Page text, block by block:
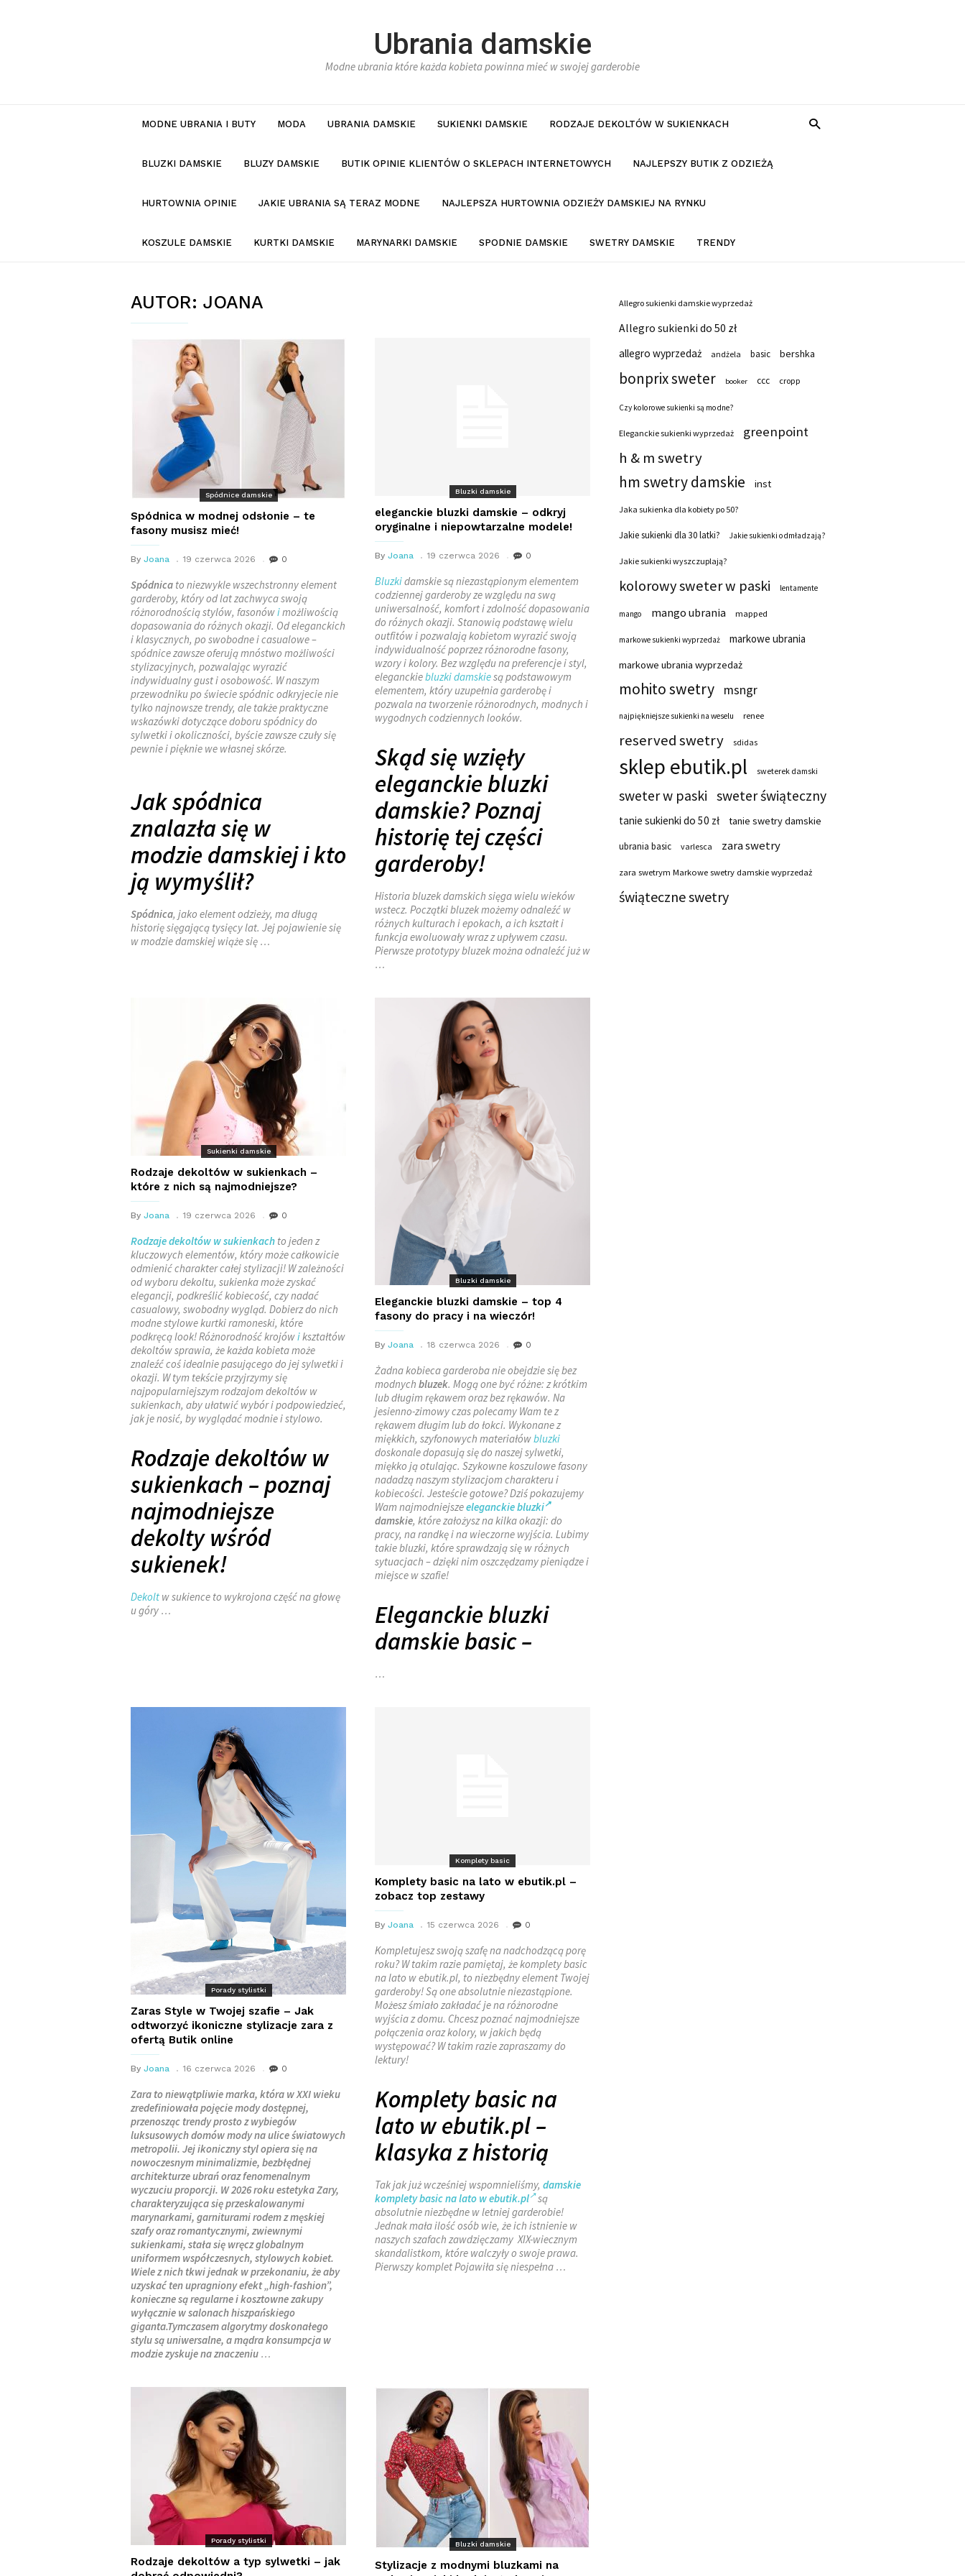
Ubrania damskie
Modne ubrania które każda kobieta powinna mieć w swojej garderobie
MODNE UBRANIA I BUTY MODA UBRANIA DAMSKIE SUKIENKI DAMSKIE RODZAJE DEKOLTÓW W SUKIENKACH
BLUZKI DAMSKIE BLUZY DAMSKIE BUTIK OPINIE KLIENTÓW O SKLEPACH INTERNETOWYCH NAJLEPSZY BUTIK Z ODZIEŻĄ
HURTOWNIA OPINIE JAKIE UBRANIA SĄ TERAZ MODNE NAJLEPSZA HURTOWNIA ODZIEŻY DAMSKIEJ NA RYNKU
KOSZULE DAMSKIE KURTKI DAMSKIE MARYNARKI DAMSKIE SPODNIE DAMSKIE SWETRY DAMSKIE TRENDY
AUTOR: JOANA
Spódnice damskie
Spódnica w modnej odsłonie – te
fasony musisz mieć!
By Joana 19 czerwca 2026 0
Spódnica to niezwykle wszechstronny element
garderoby, który od lat zachwyca swoją
różnorodnością stylów, fasonówimożliwością
dopasowania do różnych okazji. Od eleganckich
i klasycznych, po swobodne i casualowe –
spódnice zawsze oferują mnóstwo możliwości
stylizacyjnych, pozwalając wyrazić
indywidualny gust i osobowość. W naszym
przewodniku po świecie spódnic odkryjecie nie
tylko najnowsze trendy, ale także praktyczne
wskazówki dotyczące doboru spódnicy do
sylwetki i okoliczności, byście zawsze czuły się
pewnie i pięknie we własnej skórze.
Jak spódnica
znalazła się w
modzie damskiej i kto
ją wymyślił?
Spódnica, jako element odzieży, ma długą
historię sięgającą tysięcy lat. Jej pojawienie się
w modzie damskiej wiąże się …
Bluzki damskie
eleganckie bluzki damskie – odkryj
oryginalne i niepowtarzalne modele!
By Joana 19 czerwca 2026 0
Bluzkidamskie są niezastąpionym elementem
codziennej garderoby ze względu na swą
uniwersalność, komfort i zdolność dopasowania
do różnych okazji. Stanowią podstawę wielu
outfitów i pozwalają kobietom wyrazić swoją
indywidualność poprzez różnorodne fasony,
wzory i kolory. Bez względu na preferencje i styl,
eleganckiebluzki damskiesą podstawowym
elementem, który uzupełnia garderobę i
pozwala na tworzenie różnorodnych, modnych i
wygodnych codziennych looków.
Skąd się wzięły
eleganckie bluzki
damskie? Poznaj
historię tej części
garderoby!
Historia bluzek damskich sięga wielu wieków
wstecz. Początki bluzek możemy odnaleźć w
różnych kulturach i epokach, a ich kształt i
funkcja ewoluowały wraz z upływem czasu.
Pierwsze prototypy bluzek można odnaleźć już w
…
Sukienki damskie
Rodzaje dekoltów w sukienkach –
które z nich są najmodniejsze?
By Joana 19 czerwca 2026 0
Rodzaje dekoltów w sukienkach to jeden z
kluczowych elementów, który może całkowicie
odmienić charakter całej stylizacji! W zależności
od wyboru dekoltu, sukienka może zyskać
elegancji, podkreślić kobiecość, czy nadać
casualowy, swobodny wygląd. Dobierz do nich
modne stylowe kurtki ramoneski, które
podkręcą look! Różnorodność krojówikształtów
dekoltów sprawia, że każda kobieta może
znaleźć coś idealnie pasującego do jej sylwetki i
okazji. W tym tekście przyjrzymy się
najpopularniejszym rodzajom dekoltów w
sukienkach, aby ułatwić wybór i podpowiedzieć,
jak je nosić, by wyglądać modnie i stylowo.
Rodzaje dekoltów w
sukienkach – poznaj
najmodniejsze
dekolty wśród
sukienek!
Dekolt w sukience to wykrojona część na głowę
u góry …
Bluzki damskie
Eleganckie bluzki damskie – top 4
fasony do pracy i na wieczór!
By Joana 18 czerwca 2026 0
Żadna kobieca garderoba nie obejdzie się bez
modnych bluzek. Mogą one być różne: z krótkim
lub długim rękawem oraz bez rękawów. Na
jesienno-zimowy czas polecamy Wam te z
rękawem długim lub do łokci. Wykonane z
miękkich, szyfonowych materiałówbluzki
doskonale dopasują się do naszej sylwetki,
miękko ją otulając. Szykowne koszulowe fasony
nadadzą naszym stylizacjom charakteru i
kobiecości. Jesteście gotowe? Dziś pokazujemy
Wam najmodniejszeeleganckie bluzki
damskie, które założysz na kilka okazji: do
pracy, na randkę i na wieczorne wyjścia. Lubimy
takie bluzki, które sprawdzają się w różnych
sytuacjach – dzięki nim oszczędzamy pieniądze i
miejsce w szafie!
Eleganckie bluzki
damskie basic –
…
Porady stylistki
Zaras Style w Twojej szafie – Jak
odtworzyć ikoniczne stylizacje zara z
ofertą Butik online
By Joana 16 czerwca 2026 0
Zara to niewątpliwie marka, która w XXI wieku
zredefiniowała pojęcie mody dostępnej,
przenosząc trendy prosto z wybiegów
luksusowych domów mody na ulice światowych
metropolii. Jej ikoniczny styl opiera się na
nowoczesnym minimalizmie, bezbłędnej
architekturze ubrań oraz fenomenalnym
wyczuciu proporcji. W 2026 roku estetyka Zary,
charakteryzująca się przeskalowanymi
marynarkami, garniturami rodem z męskiej
szafy oraz romantycznymi, zwiewnymi
sukienkami, stała się wręcz globalnym
uniformem współczesnych, stylowych kobiet.
Wiele z nich tkwi jednak w przekonaniu, że aby
uzyskać ten upragniony efekt „high-fashion”,
konieczne są regularne i kosztowne zakupy
wyłącznie w salonach hiszpańskiego
giganta.Tymczasem algorytmy doskonałego
stylu są uniwersalne, a mądra konsumpcja w
modzie zyskuje na znaczeniu …
Komplety basic
Komplety basic na lato w ebutik.pl –
zobacz top zestawy
By Joana 15 czerwca 2026 0
Kompletujesz swoją szafę na nadchodzącą porę
roku? W takim razie pamiętaj, że komplety basic
na lato w ebutik.pl, to niezbędny element Twojej
garderoby! Są one absolutnie niezastąpione.
Możesz śmiało zakładać je na różnorodne
wyjścia z domu. Chcesz poznać najmodniejsze
połączenia oraz kolory, w jakich będą
występować? W takim razie zapraszamy do
lektury!
Komplety basic na
lato w ebutik.pl –
klasyka z historią
Tak jak już wcześniej wspomnieliśmy, damskie
komplety basic na lato w ebutik.pl są
absolutnie niezbędne w letniej garderobie!
Jednak mała ilość osób wie, że ich istnienie w
naszych szafach zawdzięczamy XIX-wiecznym
skandalistkom, które walczyły o swoje prawa.
Pierwszy komplet Pojawiła się niespełna …
Porady stylistki
Rodzaje dekoltów a typ sylwetki – jak
Bluzki damskie
Stylizacje z modnymi bluzkami na
Allegro sukienki damskie wyprzedaż
Allegro sukienki do 50 zł
allegro wyprzedaż
andżela basic bershka
bonprix sweter booker ccc cropp
Czy kolorowe sukienki są modne?
Eleganckie sukienki wyprzedaż greenpoint
h & m swetry
hm swetry damskie inst
Jaka sukienka dla kobiety po 50?
Jakie sukienki dla 30 latki? Jakie sukienki odmładzają?
Jakie sukienki wyszczuplają?
kolorowy sweter w paski lentamente
mango mango ubrania mapped
markowe sukienki wyprzedaż markowe ubrania
markowe ubrania wyprzedaż
mohito swetry msngr
najpiękniejsze sukienki na weselu renee
reserved swetry sdidas
sklep ebutik.pl sweterek damski
sweter w paski sweter świąteczny
tanie sukienki do 50 zł tanie swetry damskie
ubrania basic varlesca zara swetry
zara swetrym Markowe swetry damskie wyprzedaż
świąteczne swetry